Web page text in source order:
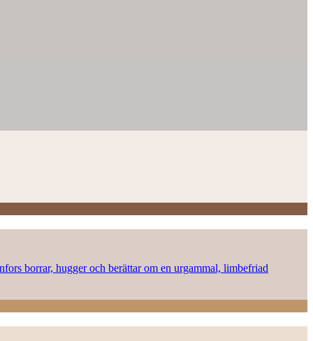
borrar, hugger och berättar om en urgammal, limbefriad